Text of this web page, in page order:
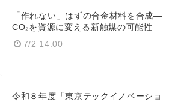
「作れない」はずの合金材料を合成—
CO₂を資源に変える新触媒の可能性
7/2 14:00
令和８年度「東京テックイノベーショ